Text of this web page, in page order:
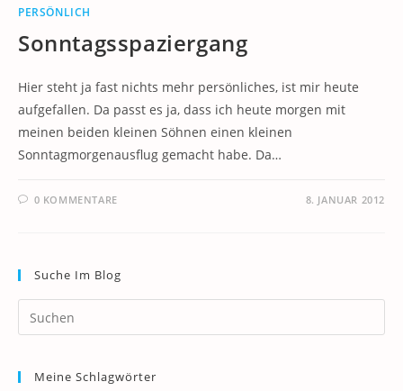
PERSÖNLICH
Sonntagsspaziergang
Hier steht ja fast nichts mehr persönliches, ist mir heute
aufgefallen. Da passt es ja, dass ich heute morgen mit
meinen beiden kleinen Söhnen einen kleinen
Sonntagmorgenausflug gemacht habe. Da…
0 KOMMENTARE 8. JANUAR 2012
Suche Im Blog
Meine Schlagwörter